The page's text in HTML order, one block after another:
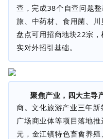
查，完成38个自查问题
旅、中药材、食用菌、川
盘点可用招商地块22宗，
实对外招引基础。
聚焦产业，四大主导
商。文化旅游产业三年新
广场商业体等项目落地
元，金江镇特色畜禽养